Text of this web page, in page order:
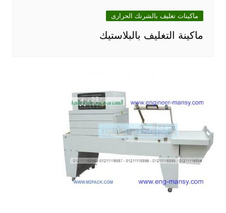
ماكينات تغليف بالشرنك الحرارى
ماكينة التغليف بالبلاستيك